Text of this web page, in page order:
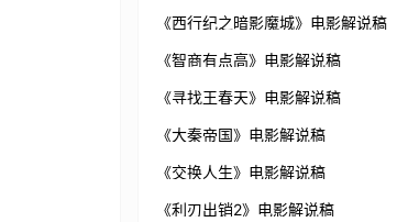
《西行纪之暗影魔城》电影解说稿
《智商有点高》电影解说稿
《寻找王春天》电影解说稿
《大秦帝国》电影解说稿
《交换人生》电影解说稿
《利刃出销2》电影解说稿